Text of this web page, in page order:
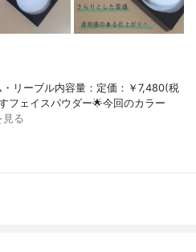
リーブル内容量：定価：￥7,480(税
フェイスパウダー🌟今回のカラー
見る